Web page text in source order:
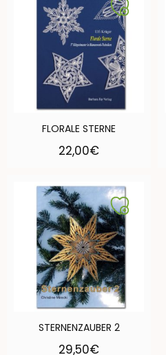
FLORALE STERNE
22,00€
STERNENZAUBER 2
29,50€